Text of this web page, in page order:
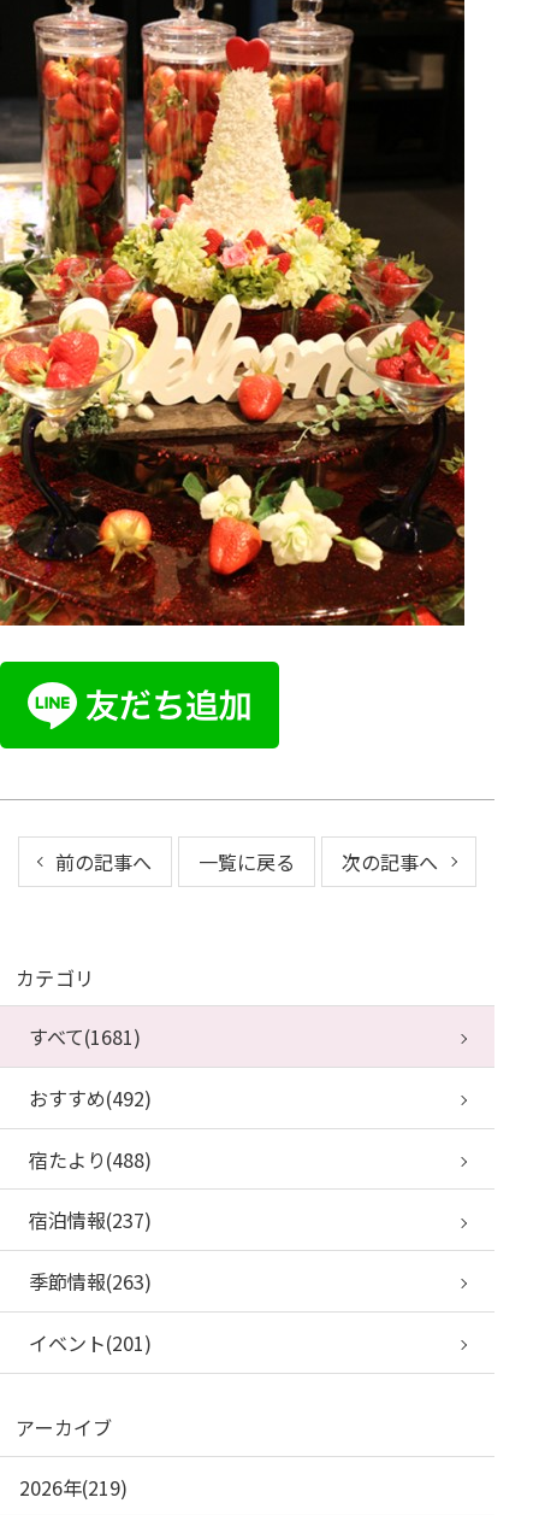
前の記事へ 一覧に戻る 次の記事へ
カテゴリ
すべて(1681)
おすすめ(492)
宿たより(488)
宿泊情報(237)
季節情報(263)
イベント(201)
アーカイブ
2026年(219)